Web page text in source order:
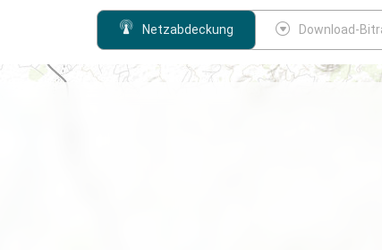
Netzabdeckung Download-